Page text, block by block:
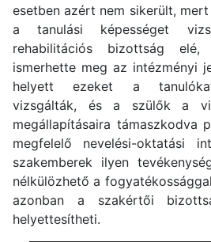
esetben azért nem sikerült,
a tanulási képességet
rehabilitációs bizottság
ismerhette meg az intézményi
helyett ezeket a tanulókat
vizsgálták, és a szülők a
megállapításaira támaszkodva
megfelelő nevelési-oktatási
szakemberek ilyen
nélkülözhető a
azonban a szakértői
helyettesítheti.